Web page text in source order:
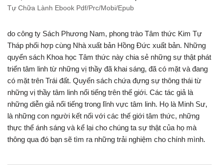
Tự Chữa Lành Ebook Pdf/Prc/Mobi/Epub
do công ty Sách Phương Nam, phong trào Tâm thức Kim Tự
Tháp phối hợp cùng Nhà xuất bản Hồng Đức xuất bản. Những
quyển sách Khoa học Tâm thức này chia sẻ những sự thật phát
triển tâm linh từ những vị thầy đã khai sáng, đã có mặt và đang
có mặt trên Trái đất. Quyển sách chứa đựng sự thông thái từ
những vị thầy tâm linh nổi tiếng trên thế giới. Các tác giả là
những diễn giả nổi tiếng trong lĩnh vực tâm linh. Họ là Minh Sư,
là những con người kết nối với các thế giới tâm thức, những
thực thể ánh sáng và kể lại cho chúng ta sự thật của họ mà
thông qua đó bạn sẽ tìm ra những trải nghiệm cho chính mình.